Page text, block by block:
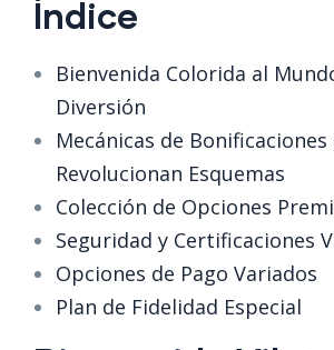
Índice
Bienvenida Colorida al
Diversión
Mecánicas de Bonificaciones
Revolucionan Esquemas
Colección de Opciones
Seguridad y Certificaciones
Opciones de Pago Variados
Plan de Fidelidad Especial